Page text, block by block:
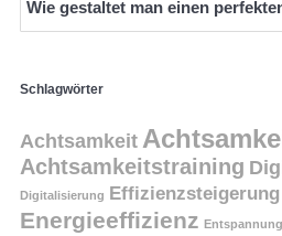
Wie gestaltet man einen
Schlagwörter
Achtsamkeit
Achtsamkeitstraining
Digitalisierung Effizienzsteigerung
Energieeffizienz Entspannung